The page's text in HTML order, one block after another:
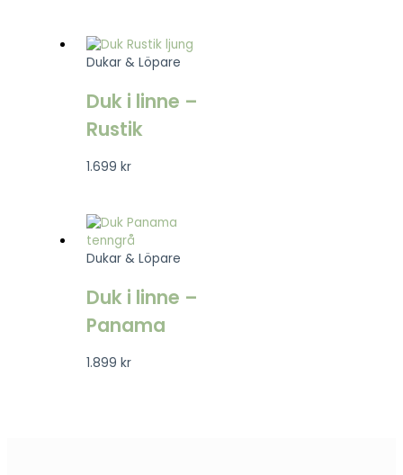
Dukar & Löpare
Duk i linne –
Rustik
1.699kr
Dukar & Löpare
Duk i linne –
Panama
1.899kr